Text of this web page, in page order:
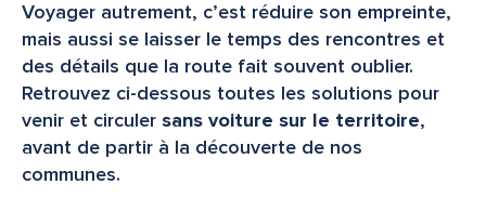
Voyager autrement, c’est réduire son empreinte,
mais aussi se laisser le temps des rencontres et
des détails que la route fait souvent oublier.
Retrouvez ci-dessous toutes les solutions pour
venir et circuler sans voiture sur le territoire,
avant de partir à la découverte de nos
communes.